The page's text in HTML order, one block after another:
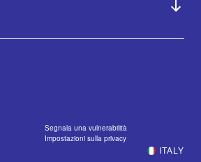
Segnala una vulnerabilità
Impostazioni sulla privacy
ITALY